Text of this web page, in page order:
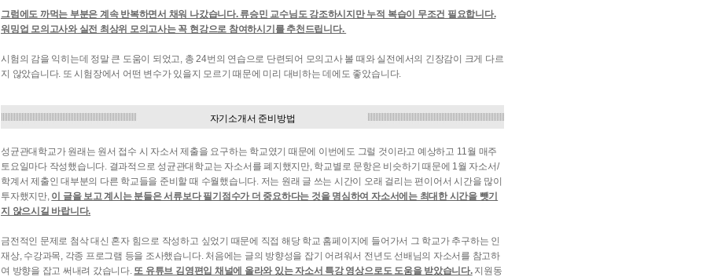
그럼에도 까먹는 부분은 계속 반복하면서 채워 나갔습니다. 류승민 교수님도 강조하시지만 누적 복습이 무조건 필요합니다.
워밍업 모의고사와 실전 최상위 모의고사는 꼭 현강으로 참여하시기를 추천드립니다.
시험의 감을 익히는데 정말 큰 도움이 되었고, 총 24번의 연습으로 단련되어 모의고사 볼 때와 실전에서의 긴장감이 크게 다르
지 않았습니다. 또 시험장에서 어떤 변수가 있을지 모르기 때문에 미리 대비하는 데에도 좋았습니다.
자기소개서 준비방법
성균관대학교가 원래는 원서 접수 시 자소서 제출을 요구하는 학교였기 때문에 이번에도 그럴 것이라고 예상하고 11월 매주
토요일마다 작성했습니다. 결과적으로 성균관대학교는 자소서를 폐지했지만, 학교별로 문항은 비슷하기 때문에 1월 자소서/
학계서 제출인 대부분의 다른 학교들을 준비할 때 수월했습니다. 저는 원래 글 쓰는 시간이 오래 걸리는 편이어서 시간을 많이
투자했지만, 이 글을 보고 계시는 분들은 서류보다 필기점수가 더 중요하다는 것을 명심하여 자소서에는 최대한 시간을 뺏기
지 않으시길 바랍니다.
금전적인 문제로 첨삭 대신 혼자 힘으로 작성하고 싶었기 때문에 직접 해당 학교 홈페이지에 들어가서 그 학교가 추구하는 인
재상, 수강과목, 각종 프로그램 등을 조사했습니다. 처음에는 글의 방향성을 잡기 어려워서 전년도 선배님의 자소서를 참고하
여 방향을 잡고 써내려 갔습니다. 또 유튜브 김영편입 채널에 올라와 있는 자소서 특강 영상으로도 도움을 받았습니다.지원동